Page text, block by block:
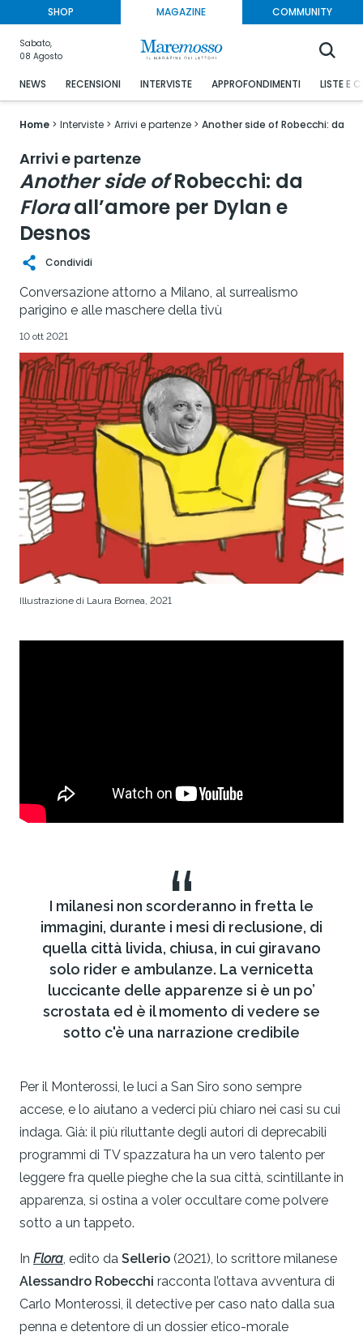
SHOP MAGAZINE COMMUNITY
Sabato,
08 Agosto
NEWS RECENSIONI INTERVISTE APPROFONDIMENTI LISTE E
Home Interviste Arrivi e partenze Another side of Robecchi: da
Arrivi e partenze
Another side ofRobecchi: da
Floraall’amore per Dylan e
Desnos
Condividi
Conversazione attorno a Milano, al surrealismo
parigino e alle maschere della tivù
10 ott 2021
Illustrazione di Laura Bornea, 2021
“
I milanesi non scorderanno in fretta le
immagini, durante i mesi di reclusione, di
quella città livida, chiusa, in cui giravano
solo rider e ambulanze. La vernicetta
luccicante delle apparenze si è un po’
scrostata ed è il momento di vedere se
sotto c'è una narrazione credibile
Per il Monterossi, le luci a San Siro sono sempre
accese, e lo aiutano a vederci più chiaro nei casi su cui
indaga. Già: il più riluttante degli autori di deprecabili
programmi di TV spazzatura ha un vero talento per
leggere fra quelle pieghe che la sua città, scintillante in
apparenza, si ostina a voler occultare come polvere
sotto a un tappeto.
In Flora, edito da Sellerio (2021), lo scrittore milanese
Alessandro Robecchi racconta l’ottava avventura di
Carlo Monterossi, il detective per caso nato dalla sua
penna e detentore di un dossier etico-morale